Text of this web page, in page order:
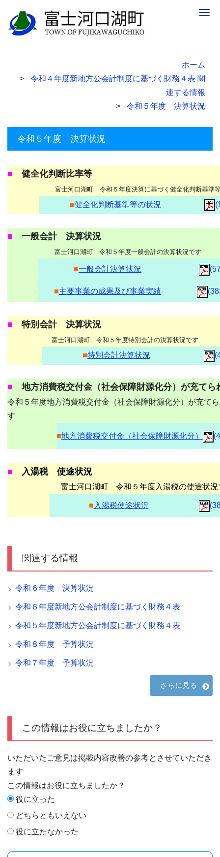
ホーム
令和４年度新地方公会計制度に基づく財務４表 関
連する情報
令和５年度 決算状況
令和５年度 決算状況
■ 健全化判断比率等
富士河口湖町 令和５年度決算に基づく健全化判断基準
■健全化判断基準等の状況
■ 一般会計 決算状況
富士河口湖町 令和５年度一般会計の決算状況です
■一般会計決算状況
■主要事業の成果及び事業実績
■ 特別会計 決算状況
富士河口湖町 令和５年度特別会計の決算状況です
■特別会計決算状況
■ 地方消費税交付金（社会保障財源化分）が充てら
令和５年度地方消費税交付金（社会保障財源化分）が充て
す
■地方消費税交付金（社会保障財源化分）
■ 入湯税 使途状況
富士河口湖町 令和５年度入湯税の使途状況
■ 入湯税使途状況
関連する情報
令和６年度 決算状況
令和６年度新地方公会計制度に基づく財務４表
令和５年度新地方公会計制度に基づく財務４表
令和８年度 予算状況
令和７年度 予算状況
さらに見る
この情報はお役に立ちましたか？
いただいたご意見は掲載内容改善の参考とさせていただき
ます
この情報はお役に立ちましたか？
役に立った
どちらともいえない
役に立たなかった